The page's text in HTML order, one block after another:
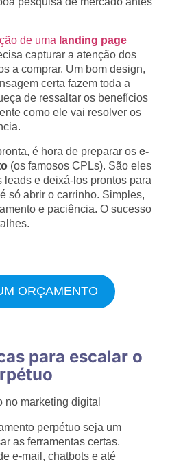
de uma landing page
capturar a atenção dos
a comprar. Um bom design,
certa fazem toda a
de ressaltar os benefícios
como ele vai resolver os
é hora de preparar os e-
(os famosos CPLs). São eles
leads e deixá-los prontos para
só abrir o carrinho. Simples,
e paciência. O sucesso
ORÇAMENTO
para escalar o
perpétuo seja um
as ferramentas certas.
e-mail, chatbots e até